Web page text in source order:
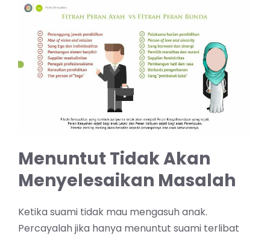
Menuntut Tidak Akan
Menyelesaikan Masalah
Ketika suami tidak mau mengasuh anak.
Percayalah jika hanya menuntut suami terlibat